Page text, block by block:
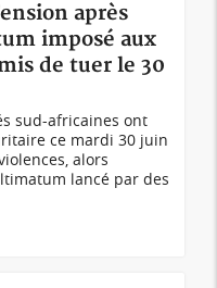
après
imposé aux
de tuer le 30
sud-africaines ont
ce mardi 30 juin
alors
lancé par des